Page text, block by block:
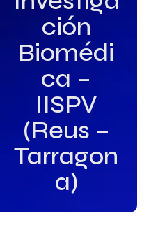
ción
Biomédi
ca –
IISPV
(Reus –
Tarragon
a)